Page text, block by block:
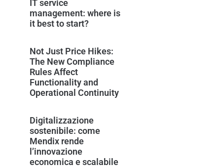
IT service
management: where is
it best to start?
Not Just Price Hikes:
The New Compliance
Rules Affect
Functionality and
Operational Continuity
Digitalizzazione
sostenibile: come
Mendix rende
l’innovazione
economica e scalabile